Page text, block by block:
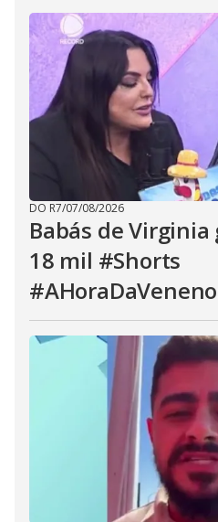
DO R7/07/08/2026
Babás de
18 mil #Shorts